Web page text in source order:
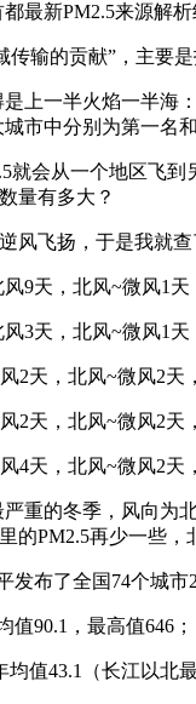
新PM2.5来源解析
输的贡献”，主要是
一半火焰一半海：
市中分别为第一名
会从一个地区飞到
量有多大？
飞扬，于是我就查
，北风~微风1天，
，北风~微风1天，
，北风~微风2天，
，北风~微风2天，
，北风~微风2天，
的冬季，风向为北
的PM2.5再少一些
了全国74个城市
，最高值646；
（长江以北最